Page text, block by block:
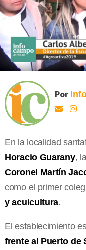
Por
En la localidad
Horacio Guarany, la
Coronel Martín
como el primer
y acuicultura.
El establecimiento
frente al Puerto de